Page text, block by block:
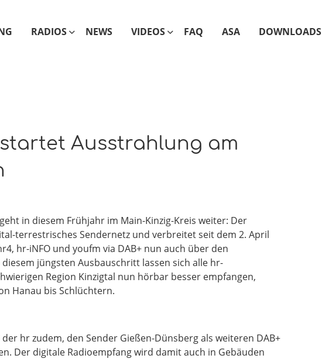
RADIOS NEWS VIDEOS FAQ ASA DOWNLOADS
startet Ausstrahlung am
in diesem Frühjahr im Main-Kinzig-Kreis weiter: Der
terrestrisches Sendernetz und verbreitet seit dem 2. April
hr-iNFO und youfm via DAB+ nun auch über den
jüngsten Ausbauschritt lassen sich alle hr-
Region Kinzigtal nun hörbar besser empfangen,
Hanau bis Schlüchtern.
hr zudem, den Sender Gießen-Dünsberg als weiteren DAB+
Der digitale Radioempfang wird damit auch in Gebäuden